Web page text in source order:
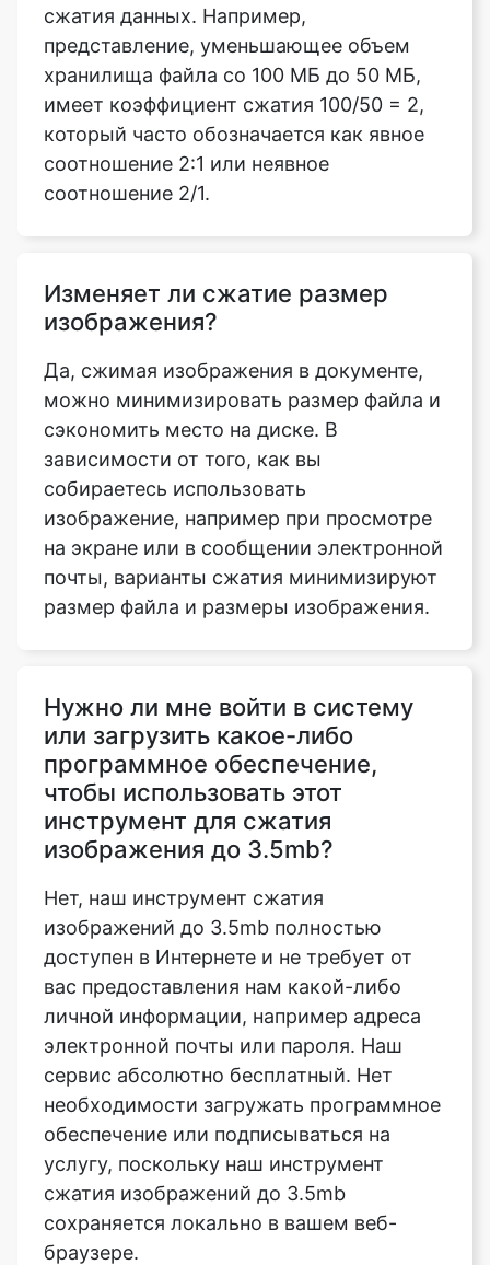
имеет коэффициент сжатия 100/50 = 2,
который часто обозначается как явное
соотношение 2:1 или неявное
соотношение 2/1.
Изменяет ли сжатие размер
можно минимизировать размер файла и
сэкономить место на диске. В
зависимости от того, как вы
собираетесь использовать
изображение, например при просмотре
на экране или в сообщении электронной
почты, варианты сжатия минимизируют
размер файла и размеры изображения.
Нужно ли мне войти в систему
чтобы использовать этот
инструмент для сжатия
изображения до 3.5mb?
Нет, наш инструмент сжатия
изображений до 3.5mb полностью
доступен в Интернете и не требует от
вас предоставления нам какой-либо
личной информации, например адреса
электронной почты или пароля. Наш
сервис абсолютно бесплатный. Нет
необходимости загружать программное
обеспечение или подписываться на
услугу, поскольку наш инструмент
сжатия изображений до 3.5mb
сохраняется локально в вашем веб-
браузере.
В чем разница между